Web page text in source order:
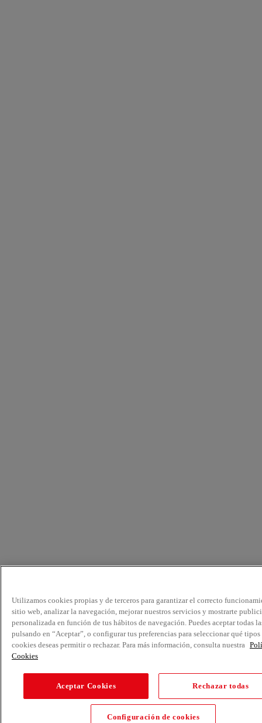
Utilizamos cookies propias y de terceros para garantizar el correcto
sitio web, analizar la navegación, mejorar nuestros servicios y mostrarte
personalizada en función de tus hábitos de navegación. Puedes aceptar todas
pulsando en “Aceptar”, o configurar tus preferencias para seleccionar qué tipos
cookies deseas permitir o rechazar. Para más información, consulta nuestra
Cookies
Aceptar Cookies Rechazar todas
Configuración de cookies